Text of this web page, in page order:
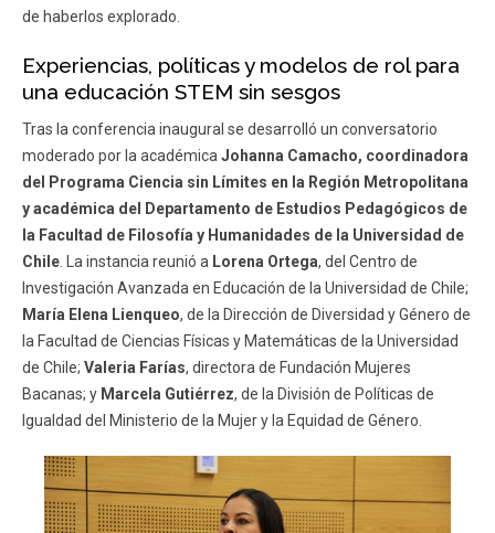
de haberlos explorado.
Experiencias, políticas y modelos de rol para
una educación STEM sin sesgos
Tras la conferencia inaugural se desarrolló un conversatorio
moderado por la académica Johanna Camacho, coordinadora
del Programa Ciencia sin Límites en la Región Metropolitana
y académica del Departamento de Estudios Pedagógicos de
la Facultad de Filosofía y Humanidades de la Universidad de
Chile . La instancia reunió a Lorena Ortega, del Centro de
Investigación Avanzada en Educación de la Universidad de Chile;
María Elena Lienqueo, de la Dirección de Diversidad y Género de
la Facultad de Ciencias Físicas y Matemáticas de la Universidad
de Chile; Valeria Farías, directora de Fundación Mujeres
Bacanas; y Marcela Gutiérrez, de la División de Políticas de
Igualdad del Ministerio de la Mujer y la Equidad de Género.